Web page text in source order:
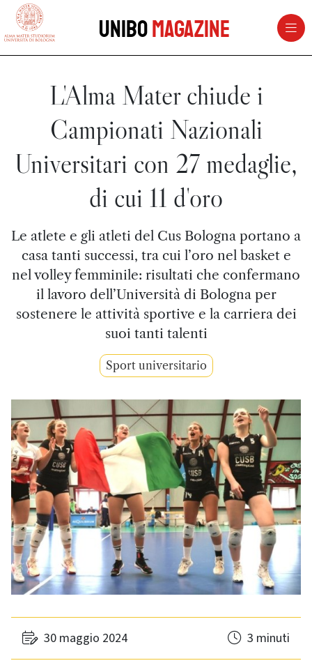
vai al contenuto della pagina
UniboMagazine
L'Alma Mater chiude i
Campionati Nazionali
Universitari con 27 medaglie,
di cui 11 d'oro
Le atlete e gli atleti del Cus Bologna portano a
casa tanti successi, tra cui l’oro nel basket e
nel volley femminile: risultati che confermano
il lavoro dell’Università di Bologna per
sostenere le attività sportive e la carriera dei
suoi tanti talenti
Sport universitario
30 maggio 2024 3 minuti